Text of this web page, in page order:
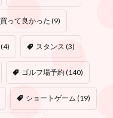
買って良かった (9)
(4) スタンス (3)
ゴルフ場予約(140)
ショートゲーム (19)